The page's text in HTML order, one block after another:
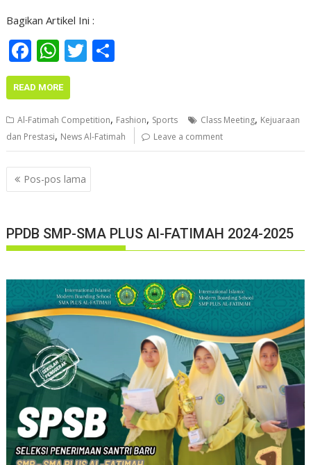
Bagikan Artikel Ini :
F
ac
e
b
o
o
k
W
h
at
s
A
p
p
T
er e
READ MORE
Al-Fatimah Competition, Fashion, Sports Class Meeting, Kejuaraan
dan Prestasi, News Al-Fatimah Leave a comment
Navigasi
pos
Pos-pos lama
PPDB SMP-SMA PLUS Al-FATIMAH 2024-2025